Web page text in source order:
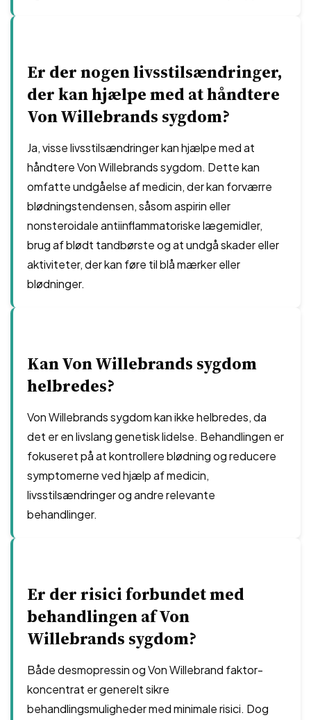
Er der nogen livsstilsændringer,
der kan hjælpe med at håndtere
Von Willebrands sygdom?
Ja, visse livsstilsændringer kan hjælpe med at
håndtere Von Willebrands sygdom. Dette kan
omfatte undgåelse af medicin, der kan forværre
blødningstendensen, såsom aspirin eller
nonsteroidale antiinflammatoriske lægemidler,
brug af blødt tandbørste og at undgå skader eller
aktiviteter, der kan føre til blå mærker eller
blødninger.
Kan Von Willebrands sygdom
helbredes?
Von Willebrands sygdom kan ikke helbredes, da
det er en livslang genetisk lidelse. Behandlingen er
fokuseret på at kontrollere blødning og reducere
symptomerne ved hjælp af medicin,
livsstilsændringer og andre relevante
behandlinger.
Er der risici forbundet med
behandlingen af Von
Willebrands sygdom?
Både desmopressin og Von Willebrand faktor-
koncentrat er generelt sikre
behandlingsmuligheder med minimale risici. Dog